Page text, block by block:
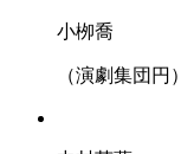
小栁喬
（演劇集団円）